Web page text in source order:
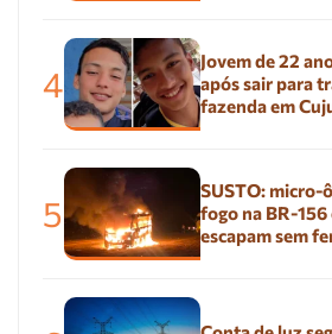
4
Jovem de 22
após sair para
fazenda em
5
SUSTO: micro-
fogo na BR-156
escapam sem